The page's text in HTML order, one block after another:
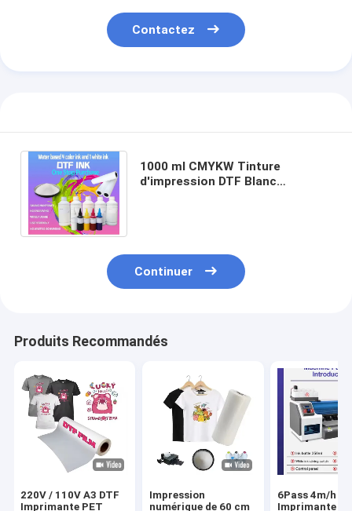
Contactez
1000 ml CMYKW Tinture
d'impression DTF Blanc
Continuer
Produits Recommandés
220V / 110V A3 DTF
Imprimante PET
Impression
numérique de 60 cm
6Pass 4m/h
Imprimante